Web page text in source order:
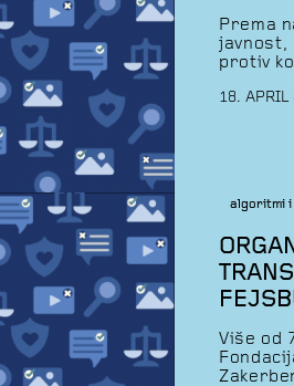
Prema
javnost,
protiv
pristupa
18. APRIL
algoritmi i
Više od